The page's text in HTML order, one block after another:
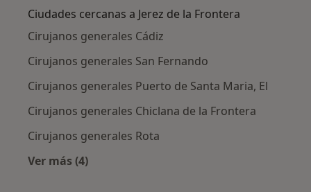
Ciudades cercanas a Jerez de la Frontera
Cirujanos generales Cádiz
Cirujanos generales San Fernando
Cirujanos generales Puerto de Santa Maria, El
Cirujanos generales Chiclana de la Frontera
Cirujanos generales Rota
Ver más (4)